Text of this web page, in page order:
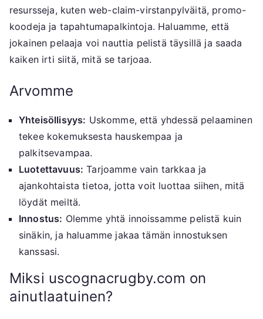
resursseja, kuten web-claim-virstanpylväitä, promo-
koodeja ja tapahtumapalkintoja. Haluamme, että
jokainen pelaaja voi nauttia pelistä täysillä ja saada
kaiken irti siitä, mitä se tarjoaa.
Arvomme
Yhteisöllisyys: Uskomme, että yhdessä pelaaminen
tekee kokemuksesta hauskempaa ja
palkitsevampaa.
Luotettavuus: Tarjoamme vain tarkkaa ja
ajankohtaista tietoa, jotta voit luottaa siihen, mitä
löydät meiltä.
Innostus: Olemme yhtä innoissamme pelistä kuin
sinäkin, ja haluamme jakaa tämän innostuksen
kanssasi.
Miksi uscognacrugby.com on
ainutlaatuinen?